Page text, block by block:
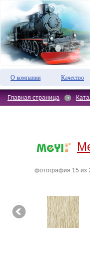
О компании Качество
Главная страница
фотография 15 из